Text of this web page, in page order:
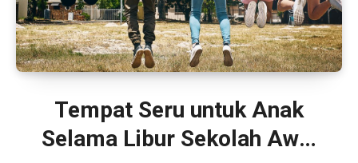
Tempat Seru untuk Anak
Selama Libur Sekolah Awal